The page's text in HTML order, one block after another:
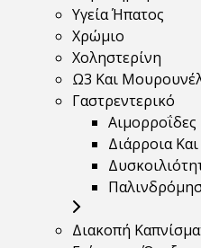
Υγεία Ήπατος
Χρώμιο
Χοληστερίνη
Ω3 Και
Γαστρεντερικό
Αιμορροΐδες
Διάρροια
Διακοπή